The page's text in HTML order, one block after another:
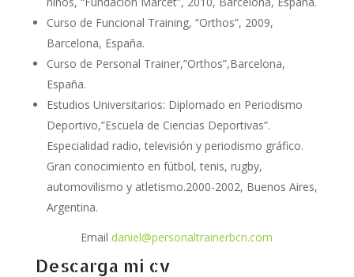
Curso de Funcional Training, “Orthos”, 2009,
Barcelona, España.
Curso de Personal Trainer,”Orthos”,Barcelona,
España.
Estudios Universitarios: Diplomado en Periodismo
Deportivo,”Escuela de Ciencias Deportivas”.
Especialidad radio, televisión y periodismo gráfico.
Gran conocimiento en fútbol, tenis, rugby,
automovilismo y atletismo.2000-2002, Buenos Aires,
Argentina.
Emaildaniel@personaltrainerbcn.com
Descarga mi cv